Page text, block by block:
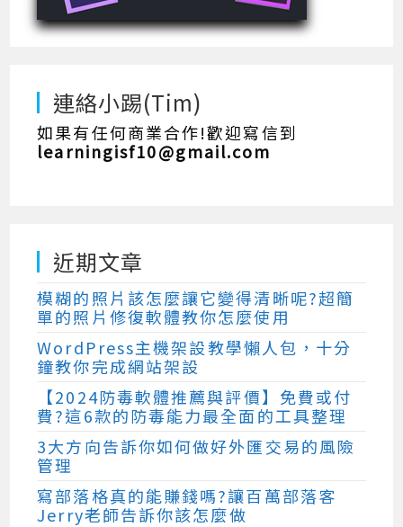
連絡小踢(Tim)
如果有任何商業合作!歡迎寫信到
learningisf10@gmail.com
近期文章
模糊的照片該怎麼讓它變得清晰呢?超簡
單的照片修復軟體教你怎麼使用
WordPress主機架設教學懶人包，十分
鐘教你完成網站架設
【2024防毒軟體推薦與評價】免費或付
費?這6款的防毒能力最全面的工具整理
3大方向告訴你如何做好外匯交易的風險
管理
寫部落格真的能賺錢嗎?讓百萬部落客
Jerry老師告訴你該怎麼做